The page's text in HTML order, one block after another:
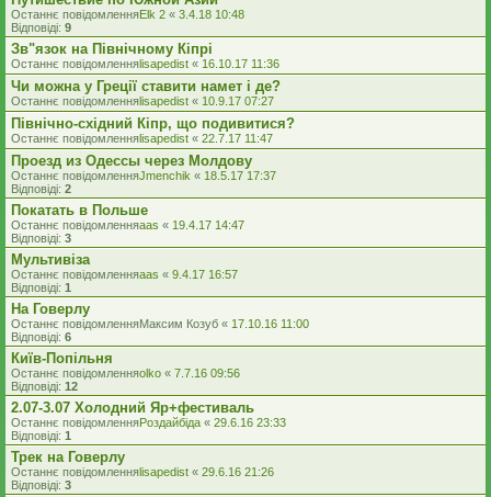
Останнє повідомленняElk 2 « 3.4.18 10:48
Відповіді: 9
Зв"язок на Північному Кіпрі
Останнє повідомленняlisapedist « 16.10.17 11:36
Чи можна у Греції ставити намет і де?
Останнє повідомленняlisapedist « 10.9.17 07:27
Північно-східний Кіпр, що подивитися?
Останнє повідомленняlisapedist « 22.7.17 11:47
Проезд из Одессы через Молдову
Останнє повідомленняJmenchik « 18.5.17 17:37
Відповіді: 2
Покатать в Польше
Останнє повідомленняaas « 19.4.17 14:47
Відповіді: 3
Мультивіза
Останнє повідомленняaas « 9.4.17 16:57
Відповіді: 1
На Говерлу
Останнє повідомленняМаксим Козуб « 17.10.16 11:00
Відповіді: 6
Київ-Попільня
Останнє повідомленняolko « 7.7.16 09:56
Відповіді: 12
2.07-3.07 Холодний Яр+фестиваль
Останнє повідомленняРоздайбіда « 29.6.16 23:33
Відповіді: 1
Трек на Говерлу
Останнє повідомленняlisapedist « 29.6.16 21:26
Відповіді: 3